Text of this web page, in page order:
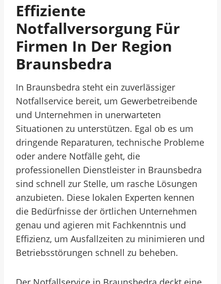
Effiziente
Notfallversorgung Für
Firmen In Der Region
Braunsbedra
In Braunsbedra steht ein zuverlässiger
Notfallservice bereit, um Gewerbetreibende
und Unternehmen in unerwarteten
Situationen zu unterstützen. Egal ob es um
dringende Reparaturen, technische Probleme
oder andere Notfälle geht, die
professionellen Dienstleister in Braunsbedra
sind schnell zur Stelle, um rasche Lösungen
anzubieten. Diese lokalen Experten kennen
die Bedürfnisse der örtlichen Unternehmen
genau und agieren mit Fachkenntnis und
Effizienz, um Ausfallzeiten zu minimieren und
Betriebsstörungen schnell zu beheben.